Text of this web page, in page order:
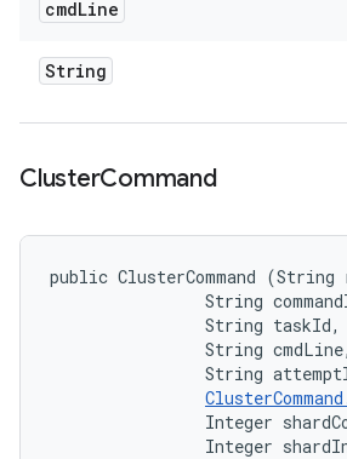
cmdLine
String
ClusterCommand
public ClusterCommand (String
String
                String taskId,
String
String
Integer
Integer